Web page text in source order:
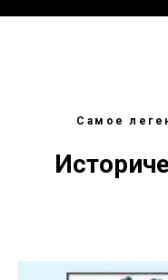
Самое